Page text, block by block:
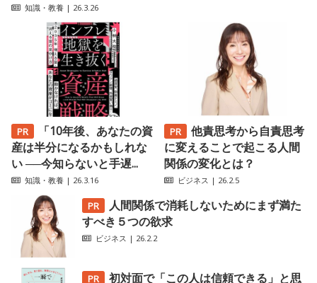
知識・教養 | 26.3.26
「10年後、あなたの資
産は半分になるかもしれな
い ──今知らないと手遅...
知識・教養 | 26.3.16
他責思考から自責思考
に変えることで起こる人間
関係の変化とは？
ビジネス | 26.2.5
人間関係で消耗しないためにまず満た
すべき５つの欲求
ビジネス | 26.2.2
初対面で「この人は信頼できる」と思